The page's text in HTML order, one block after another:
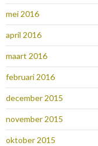
mei 2016
april 2016
maart 2016
februari 2016
december 2015
november 2015
oktober 2015